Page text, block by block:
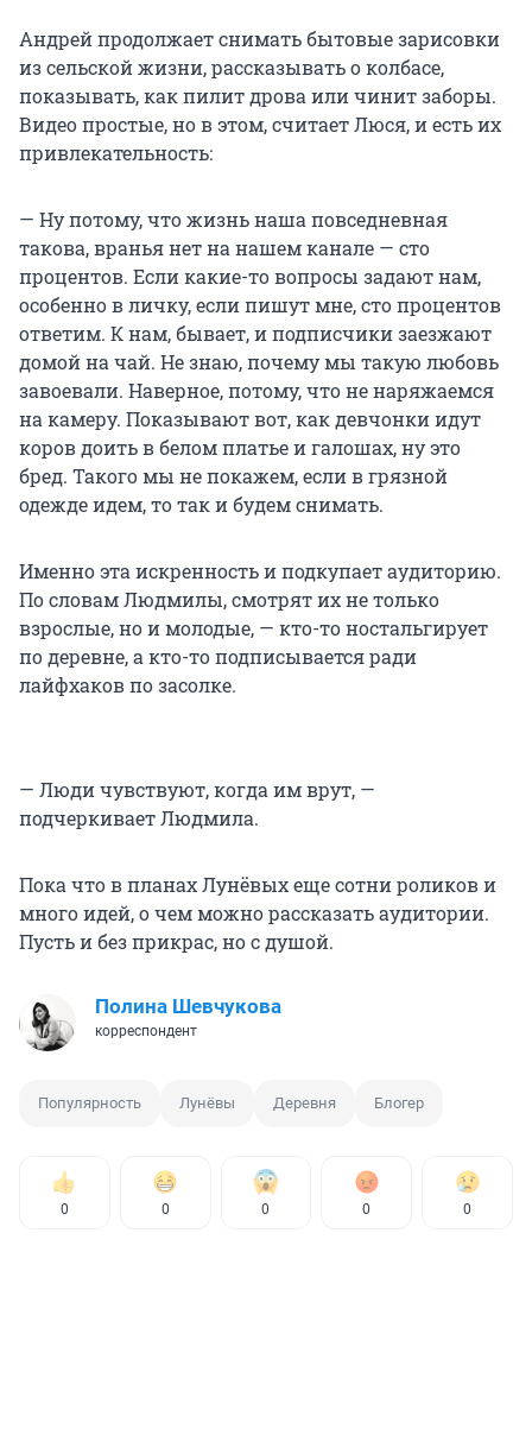
Андрей продолжает снимать бытовые зарисовки
из сельской жизни, рассказывать о колбасе,
показывать, как пилит дрова или чинит заборы.
Видео простые, но в этом, считает Люся, и есть их
привлекательность:
— Ну потому, что жизнь наша повседневная
такова, вранья нет на нашем канале — сто
процентов. Если какие-то вопросы задают нам,
особенно в личку, если пишут мне, сто процентов
ответим. К нам, бывает, и подписчики заезжают
домой на чай. Не знаю, почему мы такую любовь
завоевали. Наверное, потому, что не наряжаемся
на камеру. Показывают вот, как девчонки идут
коров доить в белом платье и галошах, ну это
бред. Такого мы не покажем, если в грязной
одежде идем, то так и будем снимать.
Именно эта искренность и подкупает аудиторию.
По словам Людмилы, смотрят их не только
взрослые, но и молодые, — кто-то ностальгирует
по деревне, а кто-то подписывается ради
лайфхаков по засолке.
— Люди чувствуют, когда им врут, —
подчеркивает Людмила.
Пока что в планах Лунёвых еще сотни роликов и
много идей, о чем можно рассказать аудитории.
Пусть и без прикрас, но с душой.
Полина Шевчукова
корреспондент
Популярность Лунёвы Деревня Блогер
0 0 0 0 0